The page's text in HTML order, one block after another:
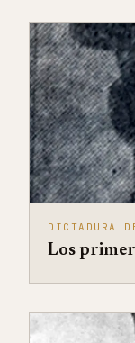
DICTADURA
Los